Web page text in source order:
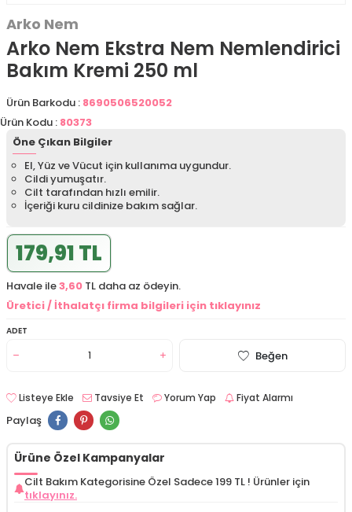
Arko Nem
Arko Nem Ekstra Nem Nemlendirici
Bakım Kremi 250 ml
Ürün Barkodu : 8690506520052
Ürün Kodu : 80373
Öne Çıkan Bilgiler
El, Yüz ve Vücut için kullanıma uygundur.
Cildi yumuşatır.
Cilt tarafından hızlı emilir.
İçeriği kuru cildinize bakım sağlar.
179,91 TL
Havale ile3,60 TL daha az ödeyin.
Üretici / İthalatçı firma bilgileri için tıklayınız
ADET
Beğen
Listeye Ekle Tavsiye Et Yorum Yap Fiyat Alarmı
Paylaş
Ürüne Özel Kampanyalar
Cilt Bakım Kategorisine Özel Sadece 199 TL ! Ürünler için
tıklayınız.